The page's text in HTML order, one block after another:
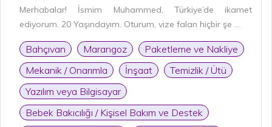
Merhabalar! İsmim Muhammed, Türkiye’de ikamet
ediyorum. 20 Yaşındayım. Oturum, vize falan hiçbir şe ...
Bahçıvan Marangoz
Paketleme ve Nakliye
Mekanik / Onarımla
İnşaat
Temizlik / Ütü
Yazılım veya Bilgisayar
Bebek Bakıcılığı / Kişisel Bakım ve Destek